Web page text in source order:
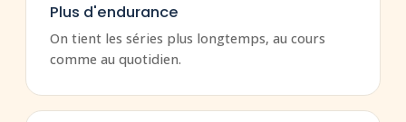
Plus d'endurance
On tient les séries plus longtemps, au cours
comme au quotidien.